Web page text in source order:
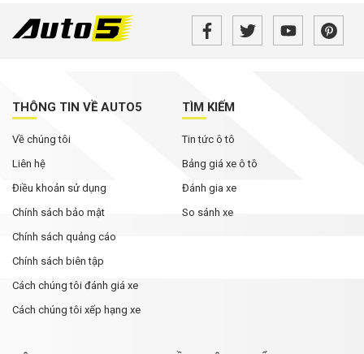
THÔNG TIN VỀ AUTO5
Về chúng tôi
Liên hệ
Điều khoản sử dụng
Chính sách bảo mật
Chính sách quảng cáo
Chính sách biên tập
Cách chúng tôi đánh giá xe
Cách chúng tôi xếp hạng xe
TÌM KIẾM
Tin tức ô tô
Bảng giá xe ô tô
Đánh gia xe
So sánh xe